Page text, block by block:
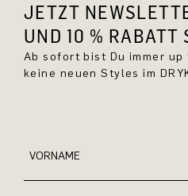
JETZT
UND 10 % RABATT
Ab sofort bist Du immer
keine neuen Styles im
VORNAME